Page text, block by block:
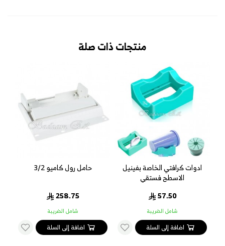
منتجات ذات صلة
ادوات كرافتي الخاصة بفينيل
الاسطح فستقي
57.50
شامل الضريبة
اضافة إلى السلة
حامل رول كاميو 3/2
258.75
شامل الضريبة
اضافة إلى السلة